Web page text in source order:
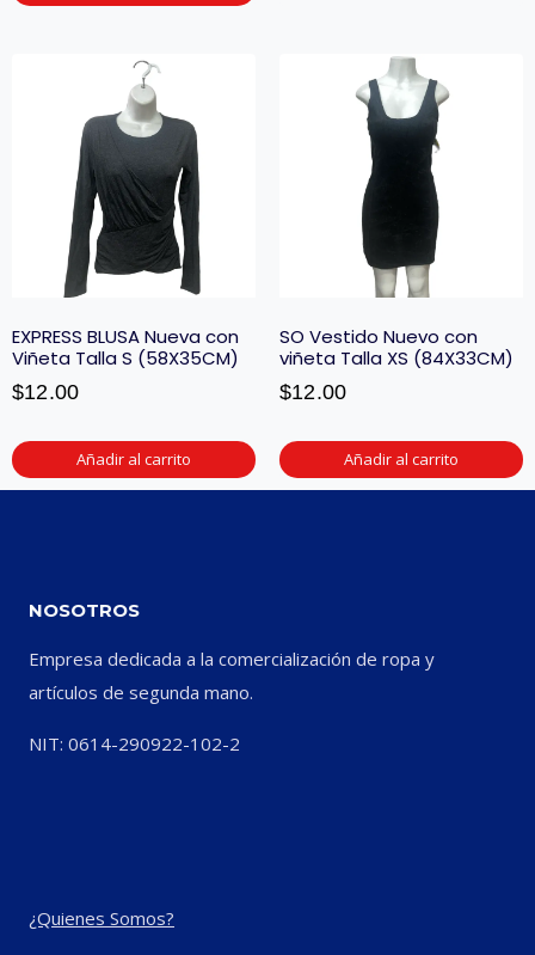
EXPRESS BLUSA Nueva con
Viñeta Talla S (58X35CM)
$12.00
Añadir al carrito
SO Vestido Nuevo con
viñeta Talla XS (84X33CM)
$12.00
Añadir al carrito
NOSOTROS
Empresa dedicada a la comercialización de ropa y
artículos de segunda mano.
NIT: 0614-290922-102-2
¿Quienes Somos?